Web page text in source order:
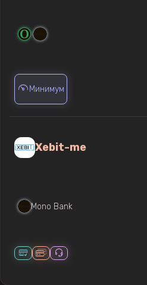
Минимум
Xebit-me
Mono Bank